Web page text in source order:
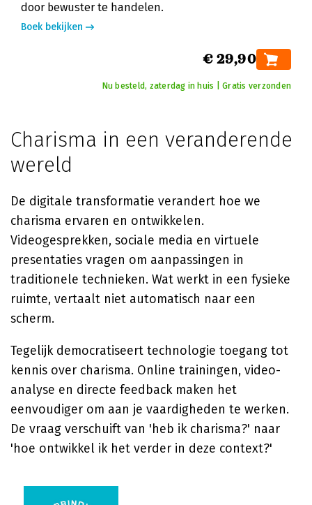
door bewuster te handelen.
Boek bekijken
€ 29,90
Nu besteld, zaterdag in huis | Gratis verzonden
Charisma in een veranderende
wereld
De digitale transformatie verandert hoe we
charisma ervaren en ontwikkelen.
Videogesprekken, sociale media en virtuele
presentaties vragen om aanpassingen in
traditionele technieken. Wat werkt in een fysieke
ruimte, vertaalt niet automatisch naar een
scherm.
Tegelijk democratiseert technologie toegang tot
kennis over charisma. Online trainingen, video-
analyse en directe feedback maken het
eenvoudiger om aan je vaardigheden te werken.
De vraag verschuift van 'heb ik charisma?' naar
'hoe ontwikkel ik het verder in deze context?'